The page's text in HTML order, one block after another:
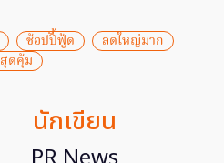
ช้อปปิี้ฟู้ด
ลดใหญ่มาก
สุดคุ้ม
นักเขียน